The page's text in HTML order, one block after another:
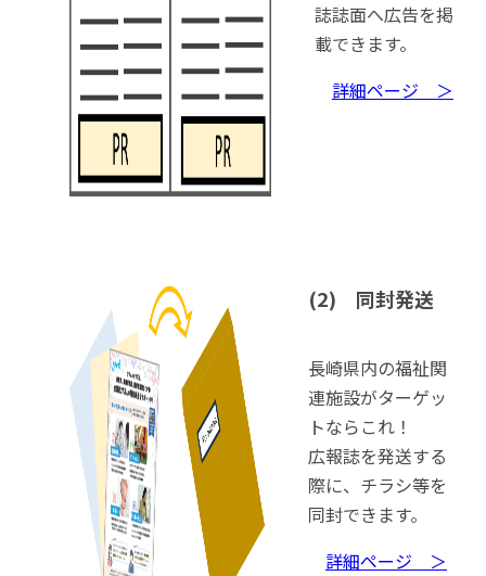
誌誌面へ広告を掲
載できます。
詳細ページ ＞
(2) 同封発送
長崎県内の福祉関
連施設がターゲッ
トならこれ！
広報誌を発送する
際に、チラシ等を
同封できます。
詳細ページ ＞